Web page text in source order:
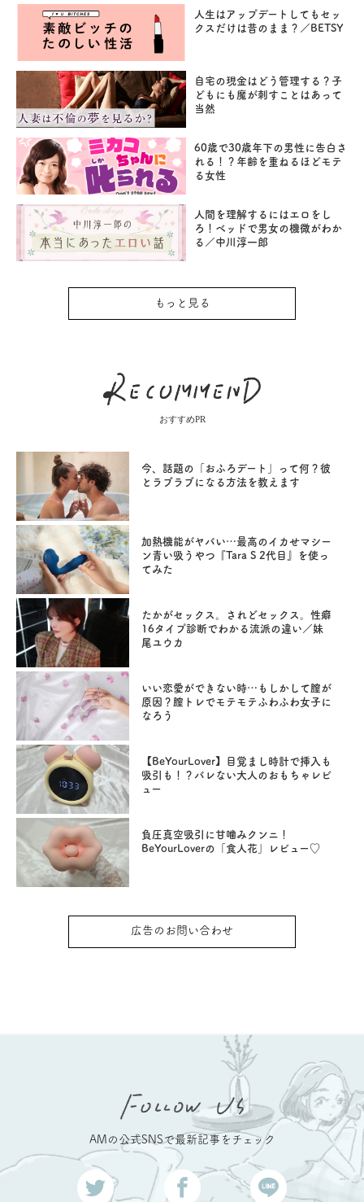
人生はアップデートしてもセッ
クスだけは昔のまま？／BETSY
自宅の現金はどう管理する？子
どもにも魔が刺すことはあって
当然
60歳で30歳年下の男性に告白さ
れる！？年齢を重ねるほどモテ
る女性
人間を理解するにはエロをし
ろ！ベッドで男女の機微がわか
る／中川淳一郎
もっと見る
おすすめPR
今、話題の「おふろデート」って何？彼
とラブラブになる方法を教えます
加熱機能がヤバい…最高のイカせマシー
ン青い吸うやつ『Tara S 2代目』を使っ
てみた
たかがセックス。されどセックス。性癖
16タイプ診断でわかる流派の違い／妹
尾ユウカ
いい恋愛ができない時…もしかして膣が
原因？膣トレでモテモテふわふわ女子に
なろう
【BeYourLover】目覚まし時計で挿入も
吸引も！？バレない大人のおもちゃレビ
ュー
負圧真空吸引に甘噛みクンニ！
BeYourLoverの「食人花」レビュー♡
広告のお問い合わせ
AMの公式SNSで最新記事をチェック